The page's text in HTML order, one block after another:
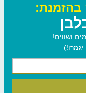
ושווים!